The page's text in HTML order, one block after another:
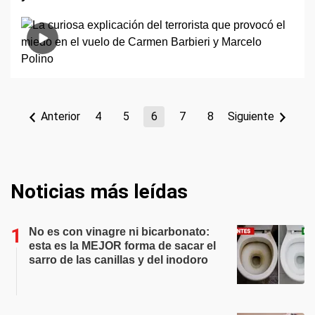
Anterior 4 5 6 7 8 Siguiente
Noticias más leídas
No es con vinagre ni bicarbonato:
esta es la MEJOR forma de sacar el
sarro de las canillas y del inodoro